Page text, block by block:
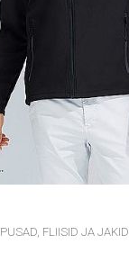
PUSAD, FLIISID JA JAKID